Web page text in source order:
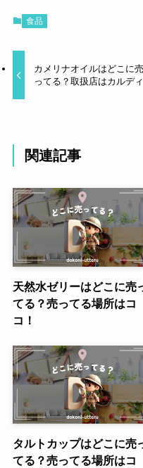
食品
カメリナオイルはどこに売
ってる？取扱店はカルディ
関連記事
天然水ゼリーはどこに売
てる？売ってる場所はコ
コ！
タルトカップはどこに売
てる？売ってる場所はコ